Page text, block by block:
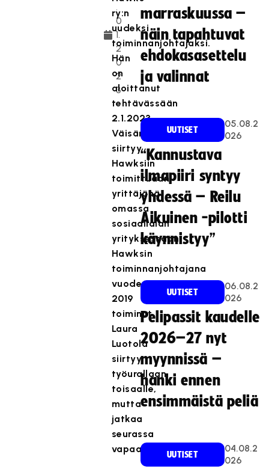
.
0
1.
2
0
2
3
ry:n
uudeksi
toiminnanjohtajaksi.
Hän
on
aloittanut
tehtävässään
2.1.2023.
Väisänen
siirtyy
Hawksiin
toimittuaan
yrittäjänä
omassa
sosiaalialan
yrityksessään.
Hawksin
toiminnanjohtajana
vuodesta
2019
toiminut
Laura
Luotola
siirtyy
työurallaan
toisaalle,
mutta
jatkaa
seurassa
vapaaehtoistoimijana.
marraskuussa –
näin tapahtuvat
ehdokasasettelu
ja valinnat
UUTISET
05.08.2
026
“Kannustava
ilmapiiri syntyy
yhdessä – Reilu
Aikuinen -pilotti
käynnistyy”
UUTISET
06.08.2
026
Pelipassit kaudelle
2026–27 nyt
myynnissä –
hanki ennen
ensimmäistä peliä
UUTISET
04.08.2
026